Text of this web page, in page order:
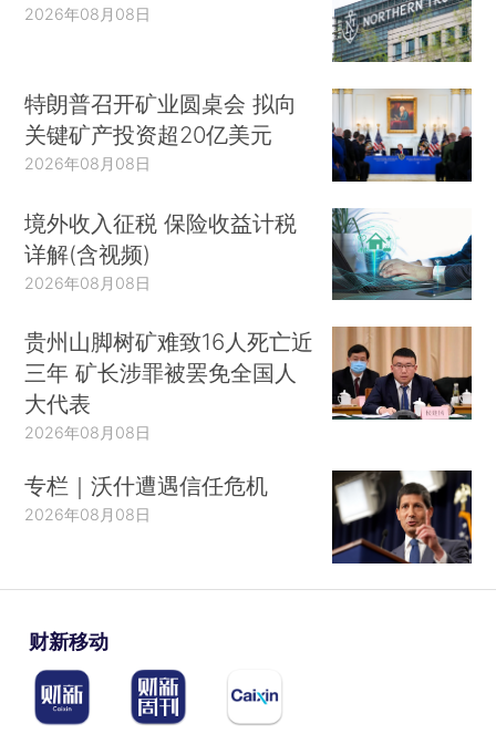
2026年08月08日
特朗普召开矿业圆桌会 拟向
关键矿产投资超20亿美元
2026年08月08日
境外收入征税 保险收益计税
详解(含视频)
2026年08月08日
贵州山脚树矿难致16人死亡近
三年 矿长涉罪被罢免全国人
大代表
2026年08月08日
专栏｜沃什遭遇信任危机
2026年08月08日
财新移动